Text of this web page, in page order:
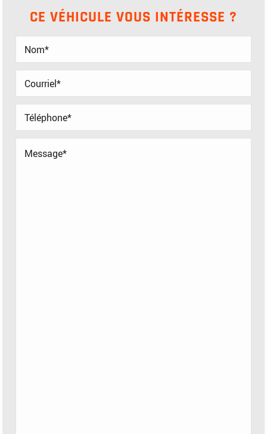
CE VÉHICULE VOUS INTÉRESSE ?